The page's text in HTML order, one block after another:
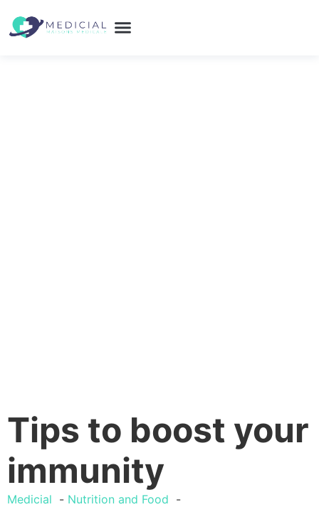
Tips to boost your
immunity
Medicial
Nutrition and Food